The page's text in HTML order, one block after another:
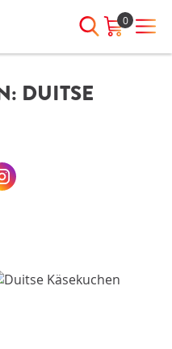
0
INLOGGEN
vergeten?
wachtwoord
DUITSE